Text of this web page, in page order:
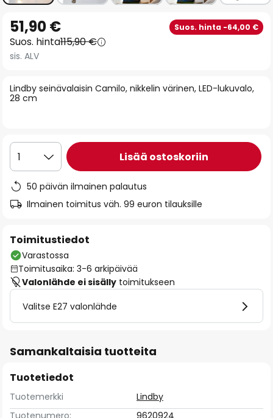
to
the
beginning
the
images
Lindby seinävalaisin Camilo, nikkelin värinen, LED-lukuvalo,
28 cm
51,90 € Suos. hinta -64,00 €
Suos. hinta115,90 €
sis. ALV
1 Lisää ostoskoriin
50 päivän ilmainen palautus
Ilmainen toimitus väh. 99 euron tilauksille
Toimitustiedot
Varastossa
Toimitusaika: 3-6 arkipäivää
Valonlähde ei sisälly toimitukseen
Valitse E27 valonlähde
Samankaltaisia tuotteita
Tuotetiedot
Tuotemerkki
Lindby
Tuotenumero:
9620924